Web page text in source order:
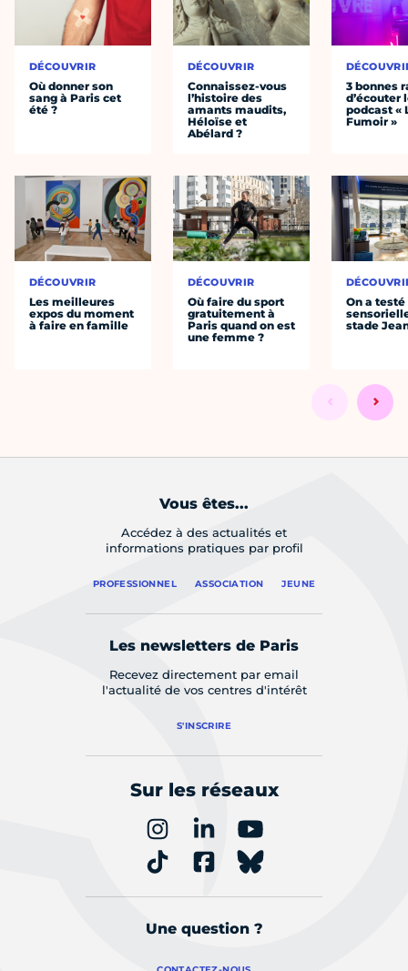
DÉCOUVRIR
Où donner son
sang à Paris cet
été ?
DÉCOUVRIR
Les meilleures
expos du moment
à faire en famille
DÉCOUVRIR
Connaissez-vous
l’histoire des
amants maudits,
Héloïse et
Abélard ?
DÉCOUVRIR
Où faire du sport
gratuitement à
Paris quand on est
une femme ?
3 bonnes
d’écouter
podcast «
Fumoir »
On a
stade
Vous êtes...
Accédez à des actualités et
informations pratiques par profil
PROFESSIONNEL ASSOCIATION JEUNE
Les newsletters de Paris
Recevez directement par email
l'actualité de vos centres d'intérêt
S'INSCRIRE
Sur les réseaux
Une question ?